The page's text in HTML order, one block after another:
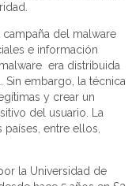
del malware
e información
era distribuida
embargo, la técnica
y crear un
del usuario. La
entre ellos,
la Universidad de